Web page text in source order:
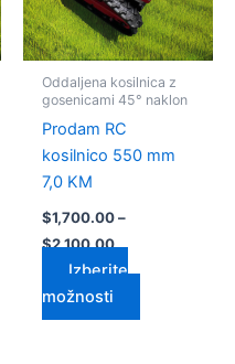
Oddaljena kosilnica z
gosenicami 45° naklon
Prodam RC
kosilnico 550 mm
7,0 KM
$1,700.00 –
$2,100.00
Izberite
možnosti
Možnosti
lahko
na
izdelka